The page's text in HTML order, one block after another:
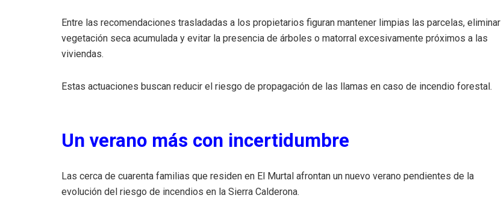
Entre las recomendaciones trasladadas a los propietarios figuran mantener limpias las parcelas, eliminar
vegetación seca acumulada y evitar la presencia de árboles o matorral excesivamente próximos a las
viviendas.
Estas actuaciones buscan reducir el riesgo de propagación de las llamas en caso de incendio forestal.
Un verano más con incertidumbre
Las cerca de cuarenta familias que residen en El Murtal afrontan un nuevo verano pendientes de la
evolución del riesgo de incendios en la Sierra Calderona.